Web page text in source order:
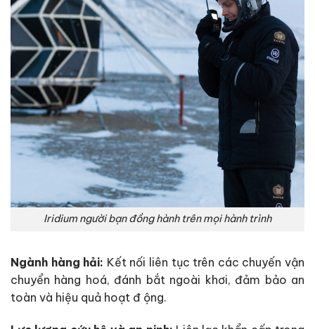
Iridium người bạn đồng hành trên mọi hành trình
Ngành hàng hải: Kết nối liên tục trên các chuyến vận
chuyển hàng hoá, đánh bắt ngoài khơi, đảm bảo an
toàn và hiệu quả hoạt đ ộng.